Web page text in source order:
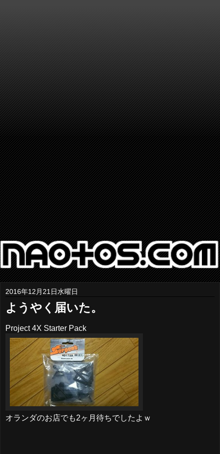
2016年12月21日水曜日
ようやく届いた。
Project 4X Starter Pack
オランダのお店でも2ヶ月待ちでしたよｗ